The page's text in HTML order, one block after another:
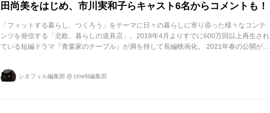
田尚美をはじめ、市川実和子らキャスト6名からコメントも！
「フィットする暮らし、つくろう」をテーマに日々の暮らしに寄り添った様々なコンテ
ンツを発信する「北欧、暮らしの道具店」。2018年4月よりすでに600万回以上再生され
ている短編ドラマ『青葉家のテーブル』が満を持して長編映画化。 2021年春の公開が決
が最も必要としている人とのつながりや、誠実な生き方などのヒントが詰まった作品と
なっております。 この度、公開に先駆けて特報映像を解禁されました。 春子達が作る美
シネフィル編集部 @ cinefil編集部